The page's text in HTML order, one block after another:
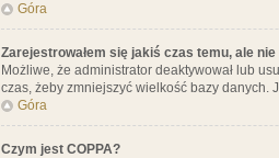
Góra
Zarejestrowałem się jakiś czas temu, ale
Możliwe, że administrator deaktywował lub
czas, żeby zmniejszyć wielkość bazy danych.
Góra
Czym jest COPPA?